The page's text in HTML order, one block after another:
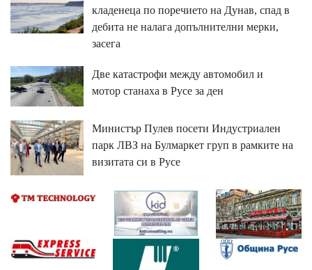
кладенеца по поречието на Дунав, спад в
дебита не налага допълнителни мерки,
засега
Две катастрофи между автомобил и
мотор станаха в Русе за ден
Министър Пулев посети Индустриален
парк ЛВЗ на Булмаркет груп в рамките на
визитата си в Русе